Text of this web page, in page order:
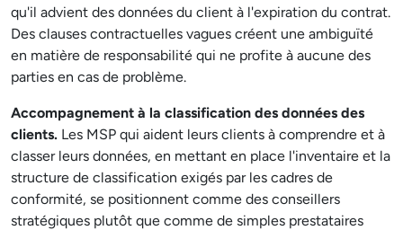
qu'il advient des données du client à l'expiration du contrat.
Des clauses contractuelles vagues créent une ambiguïté
en matière de responsabilité qui ne profite à aucune des
parties en cas de problème.
Accompagnement à la classification des données des
clients. Les MSP qui aident leurs clients à comprendre et à
classer leurs données, en mettant en place l'inventaire et la
structure de classification exigés par les cadres de
conformité, se positionnent comme des conseillers
stratégiques plutôt que comme de simples prestataires